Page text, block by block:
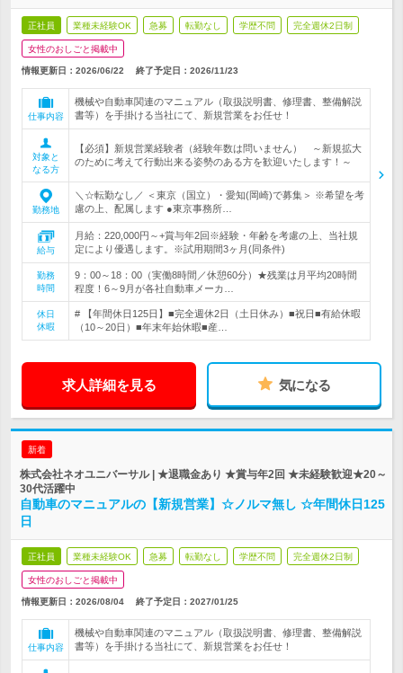
正社員 業種未経験OK 急募 転勤なし 学歴不問 完全週休2日制
女性のおしごと掲載中
情報更新日：2026/06/22 終了予定日： 2026/11/23
仕事内容
機械や自動車関連のマニュアル（取扱説明書、修理書、整備解説
書等）を手掛ける当社にて、新規営業をお任せ！
対象と
なる方
【必須】新規営業経験者（経験年数は問いません） ～新規拡大
のために考えて行動出来る姿勢のある方を歓迎いたします！～
勤務地
＼☆転勤なし／ ＜東京（国立）・愛知(岡崎)で募集＞ ※希望を考
慮の上、配属します ●東京事務所…
給与
月給：220,000円～+賞与年2回※経験・年齢を考慮の上、当社規
定により優遇します。※試用期間3ヶ月(同条件)
勤務
時間
9：00～18：00（実働8時間／休憩60分）★残業は月平均20時間
程度！6～9月が各社自動車メーカ…
休日
休暇
# 【年間休日125日】■完全週休2日（土日休み）■祝日■有給休暇
（10～20日）■年末年始休暇■産…
求人詳細を見る 気になる
新着
株式会社ネオユニバーサル | ★退職金あり ★賞与年2回 ★未経験歓迎★20～
30代活躍中
自動車のマニュアルの【新規営業】☆ノルマ無し ☆年間休日125
日
正社員 業種未経験OK 急募 転勤なし 学歴不問 完全週休2日制
女性のおしごと掲載中
情報更新日：2026/08/04 終了予定日： 2027/01/25
仕事内容
機械や自動車関連のマニュアル（取扱説明書、修理書、整備解説
書等）を手掛ける当社にて、新規営業をお任せ！